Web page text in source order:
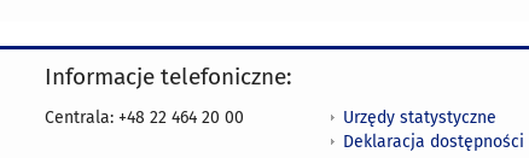
Informacje telefoniczne:
Centrala: +48 22 464 20 00
Urzędy statystyczne
Deklaracja dostępności